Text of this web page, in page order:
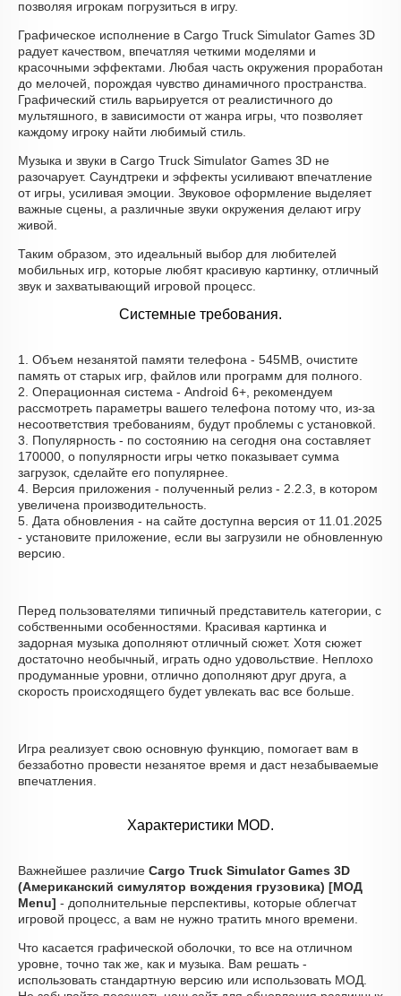
позволяя игрокам погрузиться в игру.
Графическое исполнение в Cargo Truck Simulator Games 3D
радует качеством, впечатляя четкими моделями и
красочными эффектами. Любая часть окружения проработан
до мелочей, порождая чувство динамичного пространства.
Графический стиль варьируется от реалистичного до
мультяшного, в зависимости от жанра игры, что позволяет
каждому игроку найти любимый стиль.
Музыка и звуки в Cargo Truck Simulator Games 3D не
разочарует. Саундтреки и эффекты усиливают впечатление
от игры, усиливая эмоции. Звуковое оформление выделяет
важные сцены, а различные звуки окружения делают игру
живой.
Таким образом, это идеальный выбор для любителей
мобильных игр, которые любят красивую картинку, отличный
звук и захватывающий игровой процесс.
Системные требования.
1. Объем незанятой памяти телефона - 545MB, очистите
память от старых игр, файлов или программ для полного.
2. Операционная система - Android 6+, рекомендуем
рассмотреть параметры вашего телефона потому что, из-за
несоответствия требованиям, будут проблемы с установкой.
3. Популярность - по состоянию на сегодня она составляет
170000, о популярности игры четко показывает сумма
загрузок, сделайте его популярнее.
4. Версия приложения - полученный релиз - 2.2.3, в котором
увеличена производительность.
5. Дата обновления - на сайте доступна версия от 11.01.2025
- установите приложение, если вы загрузили не обновленную
версию.
Перед пользователями типичный представитель категории, с
собственными особенностями. Красивая картинка и
задорная музыка дополняют отличный сюжет. Хотя сюжет
достаточно необычный, играть одно удовольствие. Неплохо
продуманные уровни, отлично дополняют друг друга, а
скорость происходящего будет увлекать вас все больше.
Игра реализует свою основную функцию, помогает вам в
беззаботно провести незанятое время и даст незабываемые
впечатления.
Характеристики MOD.
Важнейшее различие Cargo Truck Simulator Games 3D
(Американский симулятор вождения грузовика) [МОД
Menu] - дополнительные перспективы, которые облегчат
игровой процесс, а вам не нужно тратить много времени.
Что касается графической оболочки, то все на отличном
уровне, точно так же, как и музыка. Вам решать -
использовать стандартную версию или использовать МОД.